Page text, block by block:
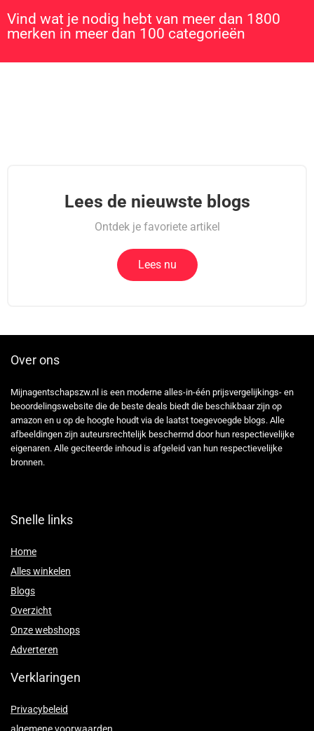
Vind wat je nodig hebt van meer dan 1800
merken in meer dan 100 categorieën
Lees de nieuwste blogs
Ontdek je favoriete artikel
Lees nu
Over ons
Mijnagentschapszw.nl is een moderne alles-in-één prijsvergelijkings- en
beoordelingswebsite die de beste deals biedt die beschikbaar zijn op
amazon en u op de hoogte houdt via de laatst toegevoegde blogs. Alle
afbeeldingen zijn auteursrechtelijk beschermd door hun respectievelijke
eigenaren. Alle geciteerde inhoud is afgeleid van hun respectievelijke
bronnen.
Snelle links
Home
Alles winkelen
Blogs
Overzicht
Onze webshops
Adverteren
Verklaringen
Privacybeleid